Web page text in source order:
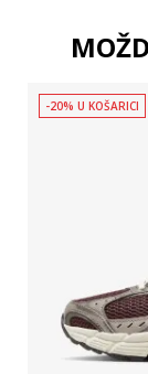
-20% U KOŠARICI